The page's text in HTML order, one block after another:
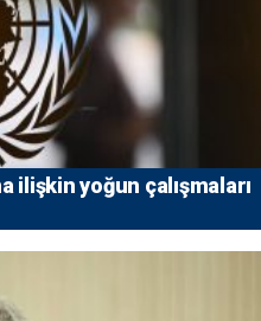
ilişkin yoğun çalışmaları